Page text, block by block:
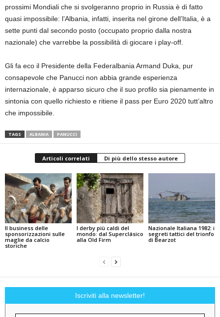
prossimi Mondiali che si svolgeranno proprio in Russia è di fatto
quasi impossibile: l’Albania, infatti, inserita nel girone dell’Italia, è a
sette punti dal secondo posto (occupato proprio dalla nostra
nazionale) che varrebbe la possibilità di giocare i play-off.
Gli fa eco il Presidente della Federalbania Armand Duka, pur
consapevole che Panucci non abbia grande esperienza
internazionale, è apparso sicuro che il suo profilo sia pienamente in
sintonia con quello richiesto e ritiene il pass per Euro 2020 tutt’altro
che impossibile.
TAGS ALBANIA PANUCCI
Articoli correlati Di più dello stesso autore
Il business delle
sponsorizzazioni sulle
maglie da calcio
storiche
I derby più caldi del
mondo: dal Superclásico
alla Old Firm
Nazionale Italiana 1982: i
segreti tattici del trionfo
di Bearzot
Iscriviti alla newsletter!